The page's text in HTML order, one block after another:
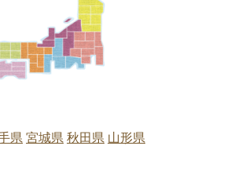
県 宮城県 秋田県 山形県